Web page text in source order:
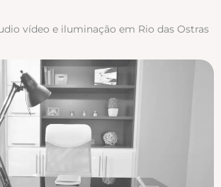
vídeo e iluminação em Rio das Ostras